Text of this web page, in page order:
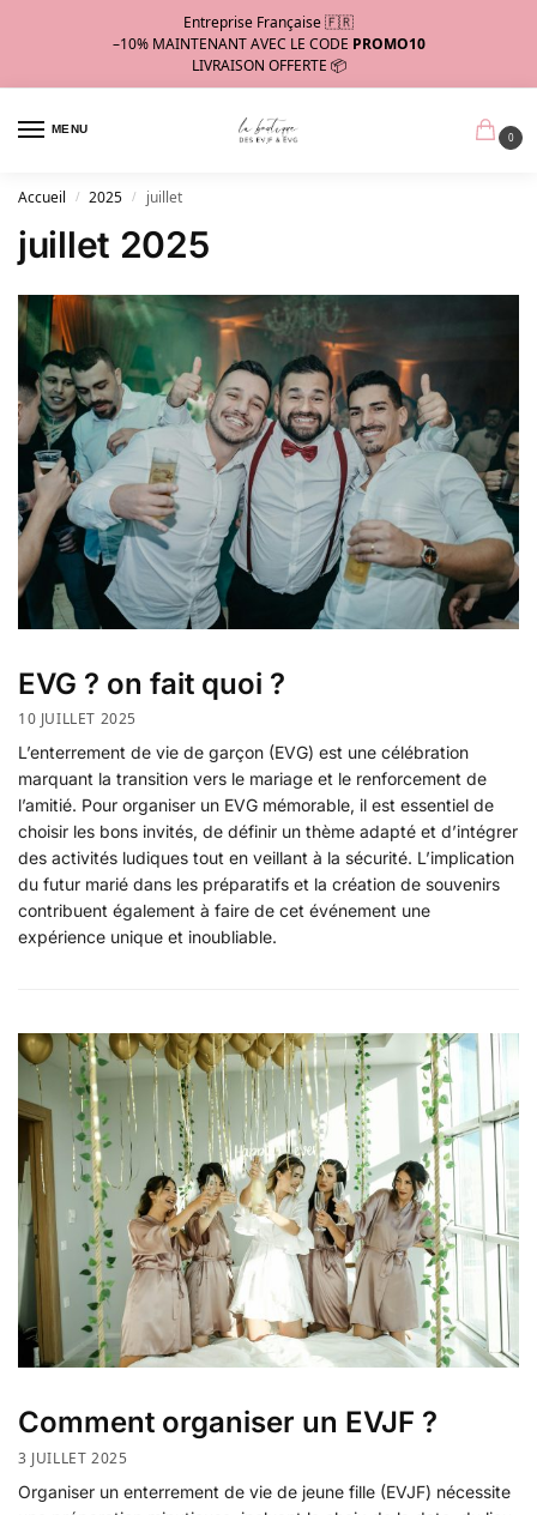
Entreprise Française 🇫🇷
–10% MAINTENANT AVEC LE CODE PROMO10
LIVRAISON OFFERTE 📦
MENU
0
Accueil / 2025 / juillet
juillet 2025
EVG ? on fait quoi ?
10 JUILLET 2025
L’enterrement de vie de garçon (EVG) est une célébration
marquant la transition vers le mariage et le renforcement de
l’amitié. Pour organiser un EVG mémorable, il est essentiel de
choisir les bons invités, de définir un thème adapté et d’intégrer
des activités ludiques tout en veillant à la sécurité. L’implication
du futur marié dans les préparatifs et la création de souvenirs
contribuent également à faire de cet événement une
expérience unique et inoubliable.
Comment organiser un EVJF ?
3 JUILLET 2025
Organiser un enterrement de vie de jeune fille (EVJF) nécessite